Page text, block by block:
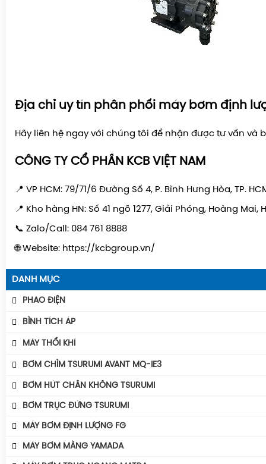
Địa chỉ uy tín phân phối máy bơm định
Hãy liên hệ ngay với chúng tôi để nhận được tư vấn và
CÔNG TY CỔ PHẦN KCB VIỆT NAM
📍 VP HCM: 79/71/6 Đường Số 4, P. Bình Hưng Hòa, TP.
📍 Kho hàng HN: Số 41 ngõ 1277, Giải Phóng, Hoàng Mai,
📞 Zalo/Call: 084 761 8888
🌐 Website: https://kcbgroup.vn/
DANH MỤC
PHAO ĐIỆN
Phao Báo Mức
Phao Điện Tecno- Italy
BÌNH TÍCH ÁP
Bình Tích Áp Aquafill
Bình Tích Áp VAREM
BÌNH GIÃN NỞ AQUAFILL
MÁY THỔI KHÍ
Máy Thổi Khí Con Sò GOORUI
Máy Thổi Khí Tsurumi
Máy Thổi Khí Công Suất
Máy Thổi Khí Turbo
BƠM CHÌM TSURUMI AVANT MQ-IE3
Máy Bơm Tsurumi Avant MQU
Máy Bơm Tsurumi Avant MQC
Máy Bơm Tsurumi Avant MQG
BƠM HÚT CHÂN KHÔNG TSURUMI
BƠM TRỤC ĐỨNG TSURUMI
MÁY BƠM ĐỊNH LƯỢNG FG
MÁY BƠM MÀNG YAMADA